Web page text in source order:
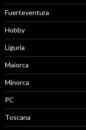
Fuerteventura
Hobby
Liguria
Maiorca
Minorca
PC
Toscana